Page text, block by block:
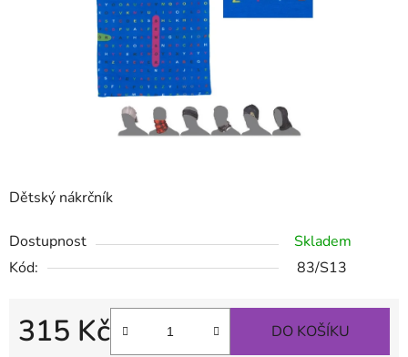
Dětský nákrčník
Dostupnost
Skladem
Kód:
83/S13
315 Kč DO KOŠÍKU